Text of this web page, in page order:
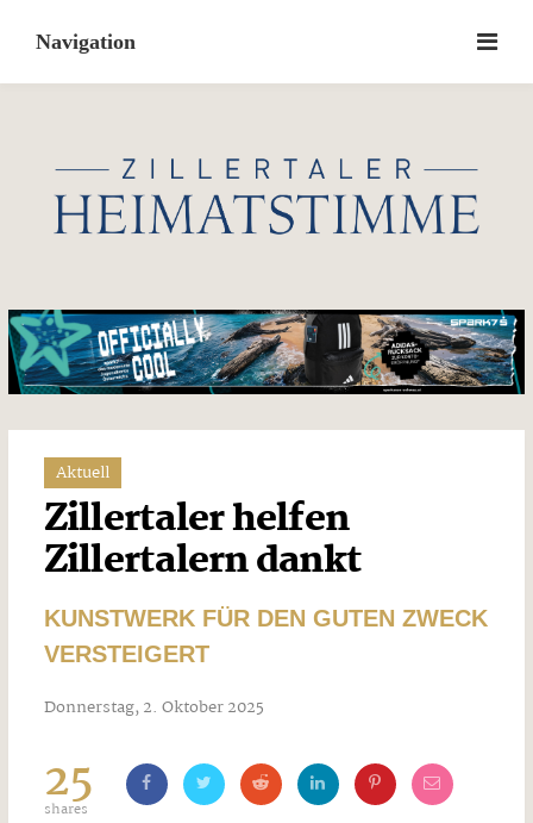
content
Aktuell
Zillertaler helfen
Zillertalern dankt
KUNSTWERK FÜR DEN GUTEN ZWECK
VERSTEIGERT
Donnerstag, 2. Oktober 2025
25
shares